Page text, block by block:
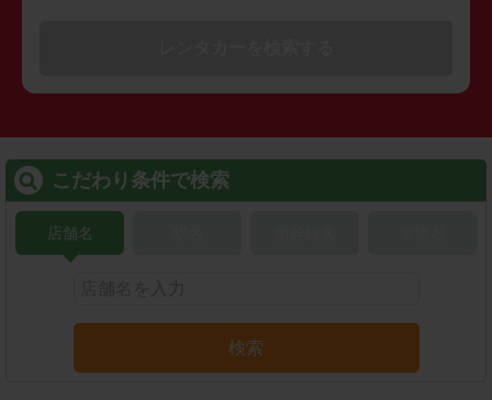
こだわり条件で検索
店舗名
検索